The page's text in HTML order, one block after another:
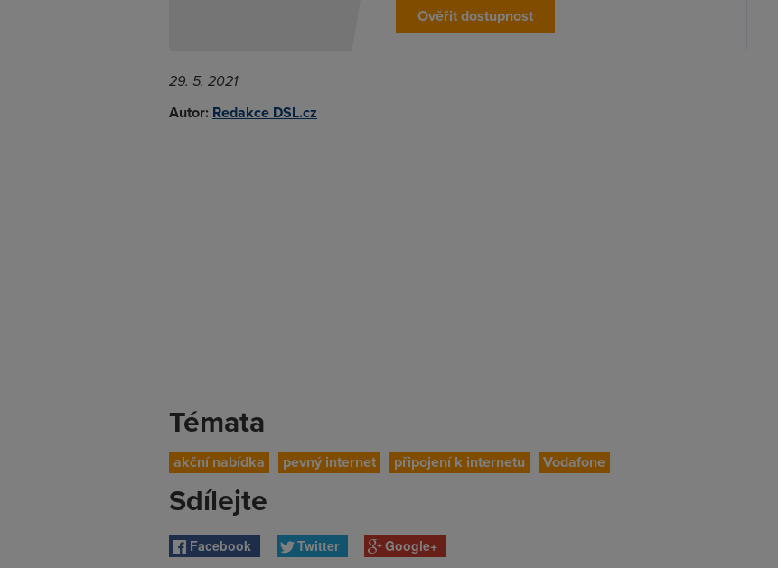
Ověřit dostupnost
29. 5. 2021
Autor: Redakce DSL.cz
Témata
akční nabídka pevný internet připojení k internetu Vodafone
Sdílejte
Facebook Twitter Google+